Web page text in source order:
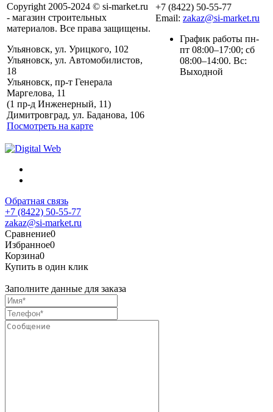
Copyright 2005-2024 © si-market.ru
- магазин строительных
материалов. Все права защищены.
Ульяновск, ул. Урицкого, 102
Ульяновск, ул. Автомобилистов,
18
Ульяновск, пр-т Генерала
Маргелова, 11
(1 пр-д Инженерный, 11)
Димитровград, ул. Баданова, 106
Посмотреть на карте
+7 (8422) 50-55-77
Email: zakaz@si-market.ru
График работы пн-
пт 08:00–17:00; сб
08:00–14:00. Вс:
Выходной
Обратная связь
+7 (8422) 50-55-77
zakaz@si-market.ru
Сравнение0
Избранное0
Корзина0
Купить в один клик
Заполните данные для заказа